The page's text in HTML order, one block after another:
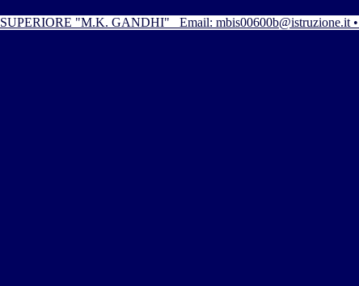
SUPERIORE "M.K. GANDHI" Email: mbis00600b@istruzione.it